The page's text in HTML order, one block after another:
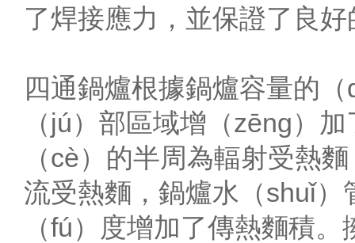
了焊接應力，並保證了良
四通鍋爐根據鍋爐容量的
（jú）部區域增（zēng）
（cè）的半周為輻射受熱
流受熱麵，鍋爐水（shuǐ
（fú）度增加了傳熱麵積